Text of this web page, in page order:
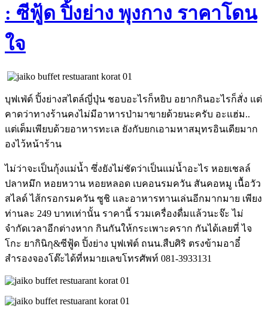
: ซีฟู้ด ปิ้งย่าง พุงกาง ราคาโดน
ใจ
บุฟเฟ่ต์ ปิ้งย่างสไตล์ญี่ปุ่น ชอบอะไรก็หยิบ อยากกินอะไรก็สั่ง แต่
คาดว่าทางร้านคงไม่มีอาหารป่ามาขายด้วยนะครับ อะแฮ่ม..
แต่เต็มเพียบด้วยอาหารทะเล ยังกับยกเอามหาสมุทรอินเดียมาก
องไว้หน้าร้าน
ไม่ว่าจะเป็นกุ้งแม่น้ำ ซึ่งยังไม่ชัดว่าเป็นแม่น้ำอะไร หอยเชลล์
ปลาหมึก หอยหวาน หอยหลอด เบคอนรมควัน สันคอหมู เนื้อวัว
สไลด์ ไส้กรอกรมควัน ซูชิ และอาหารทานเล่นอีกมากมาย เพียง
ท่านละ 249 บาทเท่านั้น ราคานี้ รวมเครื่องดื่มแล้วนะจ๊ะ ไม่
จำกัดเวลาอีกต่างหาก กินกันให้กระเพาะคราก กันได้เลยที่ ไจ
โกะ ยากินิกุ&ซีฟู้ด ปิ้งย่าง บุฟเฟ่ต์ ถนน.สืบศิริ ตรงข้ามอาอี๋
สำรองจองโต๊ะได้ที่หมายเลขโทรศัพท์ 081-3933131